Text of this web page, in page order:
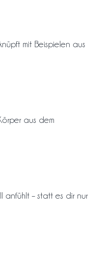
mit Beispielen aus
aus dem
anfühlt – statt es dir nur